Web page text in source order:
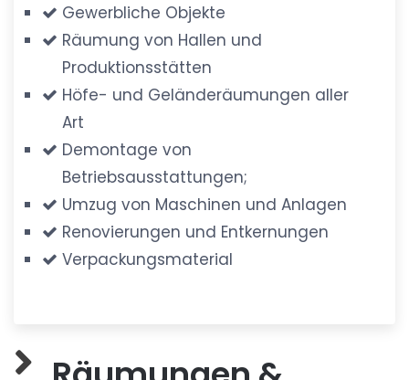
Gewerbliche Objekte
Räumung von Hallen und
Produktionsstätten
Höfe- und Geländeräumungen aller
Art
Demontage von
Betriebsausstattungen;
Umzug von Maschinen und Anlagen
Renovierungen und Entkernungen
Verpackungsmaterial